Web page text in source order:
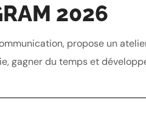
2026
propose un
gagner du temps et